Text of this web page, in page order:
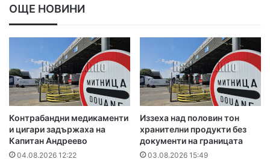
ОЩЕ НОВИНИ
Контрабандни медикаменти
и цигари задържаха на
Капитан Андреево
04.08.2026 12:22
Иззеха над половин тон
хранителни продукти без
документи на границата
03.08.2026 15:49